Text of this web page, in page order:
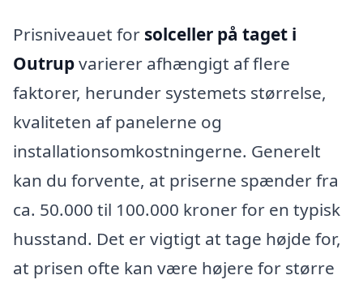
Prisniveauet for solceller på taget i
Outrupvarierer afhængigt af flere
faktorer, herunder systemets størrelse,
kvaliteten af panelerne og
installationsomkostningerne. Generelt
kan du forvente, at priserne spænder fra
ca. 50.000 til 100.000 kroner for en typisk
husstand. Det er vigtigt at tage højde for,
at prisen ofte kan være højere for større